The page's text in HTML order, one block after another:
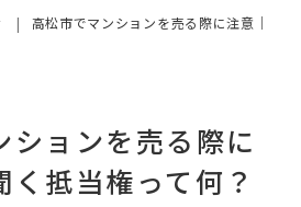
高松市でマンションを売る際に注意｜
ションを売る際に
抵当権って何？